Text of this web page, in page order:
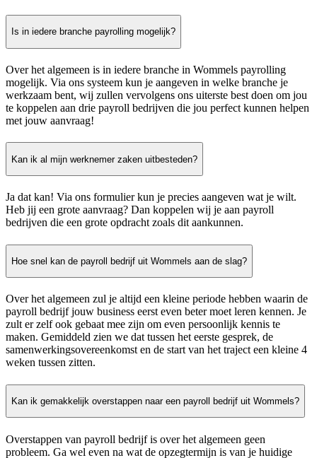
Is in iedere branche payrolling mogelijk?
Over het algemeen is in iedere branche in Wommels payrolling
mogelijk. Via ons systeem kun je aangeven in welke branche je
werkzaam bent, wij zullen vervolgens ons uiterste best doen om jou
te koppelen aan drie payroll bedrijven die jou perfect kunnen helpen
met jouw aanvraag!
Kan ik al mijn werknemer zaken uitbesteden?
Ja dat kan! Via ons formulier kun je precies aangeven wat je wilt.
Heb jij een grote aanvraag? Dan koppelen wij je aan payroll
bedrijven die een grote opdracht zoals dit aankunnen.
Hoe snel kan de payroll bedrijf uit Wommels aan de slag?
Over het algemeen zul je altijd een kleine periode hebben waarin de
payroll bedrijf jouw business eerst even beter moet leren kennen. Je
zult er zelf ook gebaat mee zijn om even persoonlijk kennis te
maken. Gemiddeld zien we dat tussen het eerste gesprek, de
samenwerkingsovereenkomst en de start van het traject een kleine 4
weken tussen zitten.
Kan ik gemakkelijk overstappen naar een payroll bedrijf uit Wommels?
Overstappen van payroll bedrijf is over het algemeen geen
probleem. Ga wel even na wat de opzegtermijn is van je huidige